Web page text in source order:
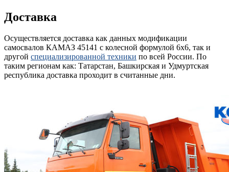
Доставка
Осуществляется доставка как данных модификации
самосвалов КАМАЗ 45141 с колесной формулой 6х6, так и
другой специализированной техники по всей России. По
таким регионам как: Татарстан, Башкирская и Удмуртская
республика доставка проходит в считанные дни.